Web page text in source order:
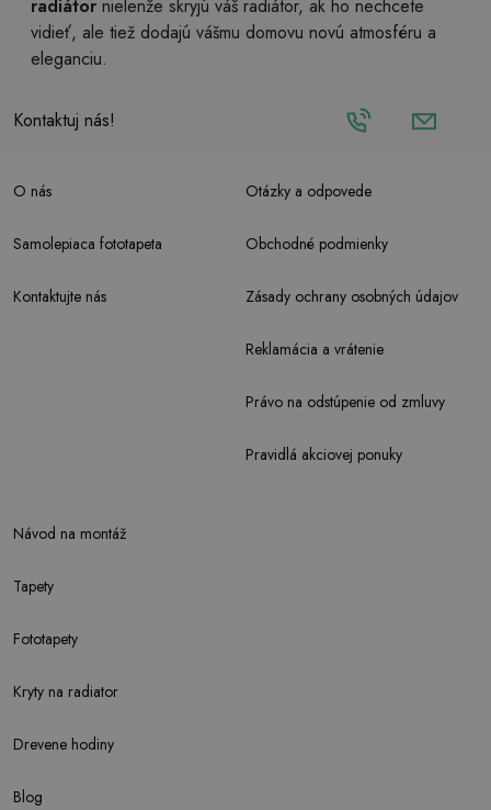
radiátor nielenže skryjú váš radiátor, ak ho nechcete
vidieť, ale tiež dodajú vášmu domovu novú atmosféru a
eleganciu.
Kontaktuj nás!
O nás
Samolepiaca fototapeta
Kontaktujte nás
Návod na montáž
Tapety
Fototapety
Kryty na radiator
Drevene hodiny
Blog
Otázky a odpovede
Obchodné podmienky
Zásady ochrany osobných údajov
Reklamácia a vrátenie
Právo na odstúpenie od zmluvy
Pravidlá akciovej ponuky